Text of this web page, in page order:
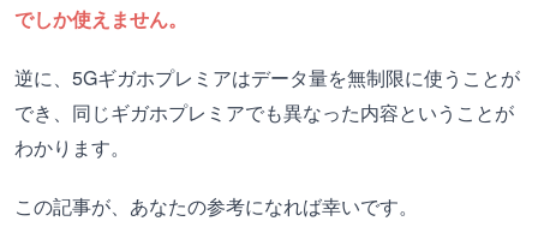
でしか使えません。
逆に、5Gギガホプレミアはデータ量を無制限に使うことが
でき、同じギガホプレミアでも異なった内容ということが
わかります。
この記事が、あなたの参考になれば幸いです。